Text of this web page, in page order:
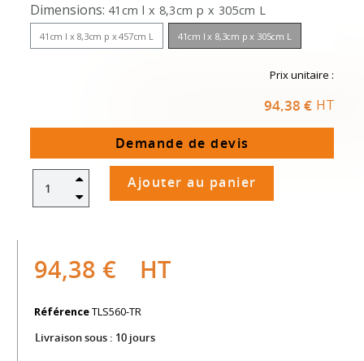
Dimensions 41cm l x 8,3cm p x 305cm L
41cm l x 8,3cm p x 457cm L 41cm l x 8,3cm p x 305cm L
Prix unitaire :
94,38 € HT
Demande de devis
Ajouter au panier
94,38 € HT
RéférenceTLS560-TR
Livraison sous : 10 jours